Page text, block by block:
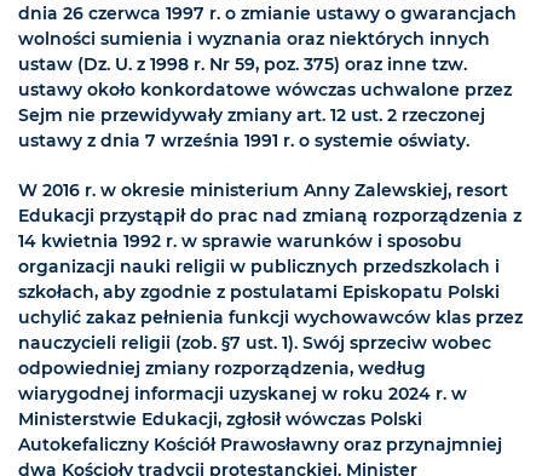
dnia 26 czerwca 1997 r. o zmianie ustawy o gwarancjach
wolności sumienia i wyznania oraz niektórych innych
ustaw (Dz. U. z 1998 r. Nr 59, poz. 375) oraz inne tzw.
ustawy około konkordatowe wówczas uchwalone przez
Sejm nie przewidywały zmiany art. 12 ust. 2 rzeczonej
ustawy z dnia 7 września 1991 r. o systemie oświaty.
W 2016 r. w okresie ministerium Anny Zalewskiej, resort
Edukacji przystąpił do prac nad zmianą rozporządzenia z
14 kwietnia 1992 r. w sprawie warunków i sposobu
organizacji nauki religii w publicznych przedszkolach i
szkołach, aby zgodnie z postulatami Episkopatu Polski
uchylić zakaz pełnienia funkcji wychowawców klas przez
nauczycieli religii (zob. §7 ust. 1). Swój sprzeciw wobec
odpowiedniej zmiany rozporządzenia, według
wiarygodnej informacji uzyskanej w roku 2024 r. w
Ministerstwie Edukacji, zgłosił wówczas Polski
Autokefaliczny Kościół Prawosławny oraz przynajmniej
dwa Kościoły tradycji protestanckiej. Minister